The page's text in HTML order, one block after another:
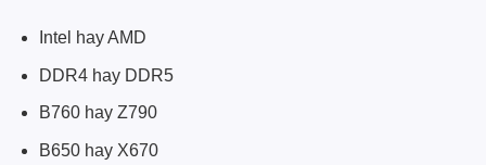
Intel hay AMD
DDR4 hay DDR5
B760 hay Z790
B650 hay X670